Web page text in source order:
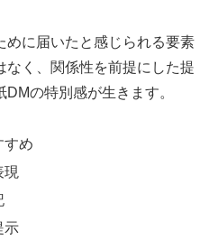
めに届いたと感じられる要素
なく、関係性を前提にした提
の特別感が生きます。
すめ
現
示